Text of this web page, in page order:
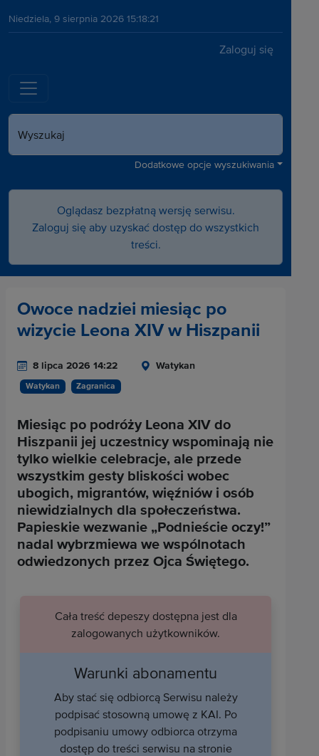
Niedziela, 9 sierpnia 2026 15:18:21
Zaloguj się
Wyszukaj
Dodatkowe opcje wyszukiwania
Oglądasz bezpłatną wersję serwisu.
Zaloguj się aby uzyskać dostęp do wszystkich
treści.
Owoce nadziei miesiąc po
wizycie Leona XIV w Hiszpanii
8 lipca 2026 14:22 Watykan
Watykan Zagranica
Miesiąc po podróży Leona XIV do
Hiszpanii jej uczestnicy wspominają nie
tylko wielkie celebracje, ale przede
wszystkim gesty bliskości wobec
ubogich, migrantów, więźniów i osób
niewidzialnych dla społeczeństwa.
Papieskie wezwanie „Podnieście oczy!”
nadal wybrzmiewa we wspólnotach
odwiedzonych przez Ojca Świętego.
Cała treść depeszy dostępna jest dla
zalogowanych użytkowników.
Warunki abonamentu
Aby stać się odbiorcą Serwisu należy
podpisać stosowną umowę z KAI. Po
podpisaniu umowy odbiorca otrzyma
dostęp do treści serwisu na stronie